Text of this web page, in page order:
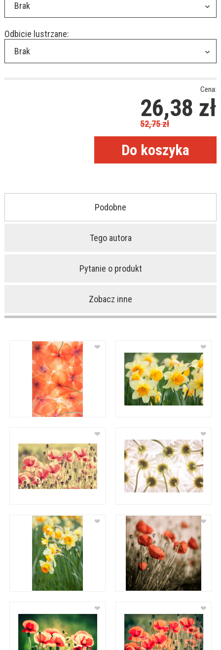
Brak
Odbicie lustrzane:
Brak
Cena:
26,38 zł
52,75zł
Podobne
Tego autora
Pytanie o produkt
Zobacz inne
❤ ❤
❤ ❤
❤ ❤
❤ ❤